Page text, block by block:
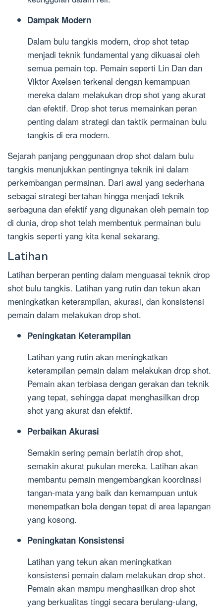
Dampak Modern
Dalam bulu tangkis modern, drop shot tetap
menjadi teknik fundamental yang dikuasai oleh
semua pemain top. Pemain seperti Lin Dan dan
Viktor Axelsen terkenal dengan kemampuan
mereka dalam melakukan drop shot yang akurat
dan efektif. Drop shot terus memainkan peran
penting dalam strategi dan taktik permainan bulu
tangkis di era modern.
Sejarah panjang penggunaan drop shot dalam bulu
tangkis menunjukkan pentingnya teknik ini dalam
perkembangan permainan. Dari awal yang sederhana
sebagai strategi bertahan hingga menjadi teknik
serbaguna dan efektif yang digunakan oleh pemain top
di dunia, drop shot telah membentuk permainan bulu
tangkis seperti yang kita kenal sekarang.
Latihan
Latihan berperan penting dalam menguasai teknik drop
shot bulu tangkis. Latihan yang rutin dan tekun akan
meningkatkan keterampilan, akurasi, dan konsistensi
pemain dalam melakukan drop shot.
Peningkatan Keterampilan
Latihan yang rutin akan meningkatkan
keterampilan pemain dalam melakukan drop shot.
Pemain akan terbiasa dengan gerakan dan teknik
yang tepat, sehingga dapat menghasilkan drop
shot yang akurat dan efektif.
Perbaikan Akurasi
Semakin sering pemain berlatih drop shot,
semakin akurat pukulan mereka. Latihan akan
membantu pemain mengembangkan koordinasi
tangan-mata yang baik dan kemampuan untuk
menempatkan bola dengan tepat di area lapangan
yang kosong.
Peningkatan Konsistensi
Latihan yang tekun akan meningkatkan
konsistensi pemain dalam melakukan drop shot.
Pemain akan mampu menghasilkan drop shot
yang berkualitas tinggi secara berulang-ulang,